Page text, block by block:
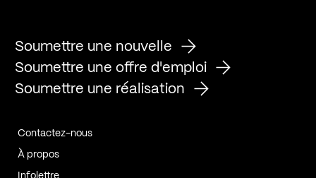
Soumettre une nouvelle
Soumettre une offre d'emploi
Soumettre une réalisation
Contactez-nous
À propos
Infolettre